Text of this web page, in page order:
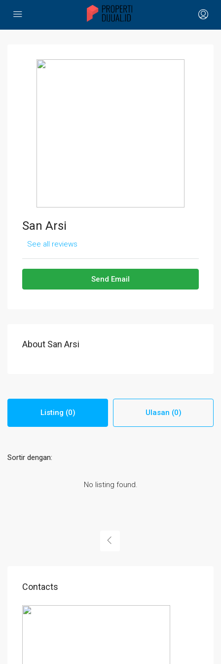
San Arsi
See all reviews
Send Email
About San Arsi
Listing (0) Ulasan (0)
Sortir dengan:
No listing found.
Contacts